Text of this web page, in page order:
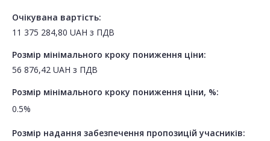
Очікувана вартість:
11 375 284,80 UAH з ПДВ
Розмір мінімального кроку пониження ціни:
56 876,42 UAH з ПДВ
Розмір мінімального кроку пониження ціни, %:
0.5%
Розмір надання забезпечення пропозицій учасників: